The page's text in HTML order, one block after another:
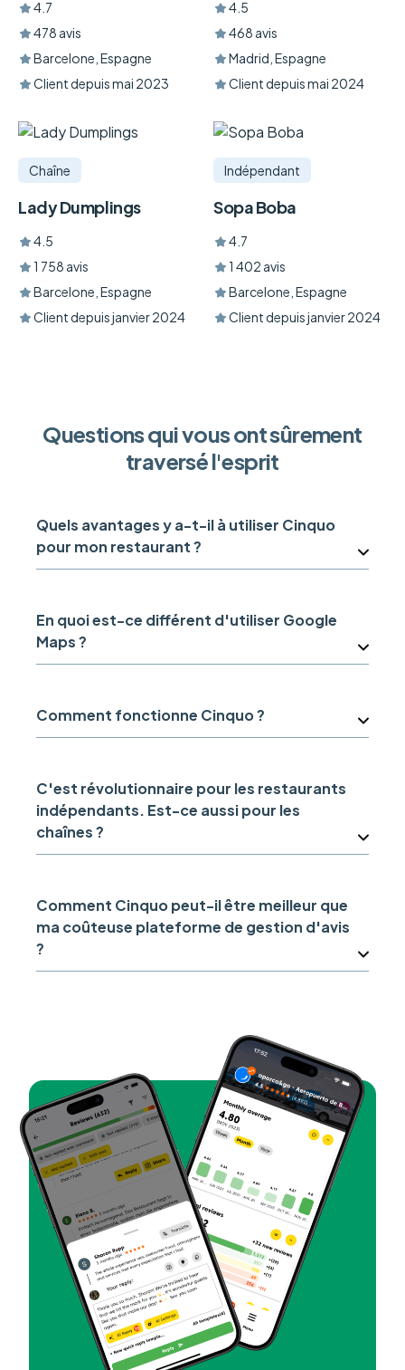
4.7
478 avis
Barcelone, Espagne
Client depuis mai 2023
4.5
468 avis
Madrid, Espagne
Client depuis mai 2024
Chaîne
Lady Dumplings
4.5
1 758 avis
Barcelone, Espagne
Client depuis janvier 2024
Indépendant
Sopa Boba
4.7
1 402 avis
Barcelone, Espagne
Client depuis janvier 2024
Questions qui vous ont sûrement
traversé l'esprit
Quels avantages y a-t-il à utiliser Cinquo
pour mon restaurant ?
En quoi est-ce différent d'utiliser Google
Maps ?
Comment fonctionne Cinquo ?
C'est révolutionnaire pour les restaurants
indépendants. Est-ce aussi pour les
chaînes ?
Comment Cinquo peut-il être meilleur que
ma coûteuse plateforme de gestion d'avis
?